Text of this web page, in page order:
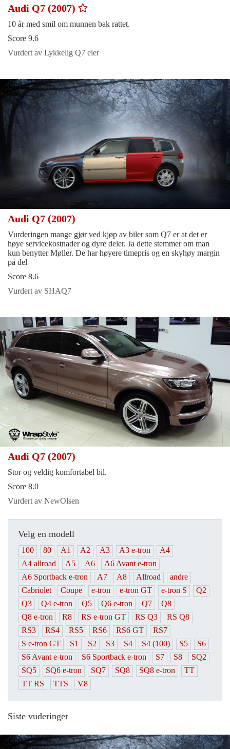
Audi Q7 (2007)
10 år med smil om munnen bak rattet.
Score 9.6
Vurdert av Lykkelig Q7 eier
Audi Q7 (2007)
Vurderingen mange gjør ved kjøp av biler som Q7 er at det er
høye servicekostnader og dyre deler. Ja dette stemmer om man
kun benytter Møller. De har høyere timepris og en skyhøy margin
på del
Score 8.6
Vurdert av SHAQ7
Audi Q7 (2007)
Stor og veldig komfortabel bil.
Score 8.0
Vurdert av NewOlsen
Velg en modell
100 80 A1 A2 A3 A3 e-tron
A4
A4 allroad
A5 A6
A6 Avant e-tron
A6 Sportback e-tron
A7 A8 Allroad
andre
Cabriolet
Coupe e-tron e-tron GT e-tron S
Q2
Q3
Q4 e-tron Q5 Q6 e-tron Q7
Q8
Q8 e-tron
R8 RS e-tron GT RS Q3
RS Q8
RS3
RS4 RS5 RS6 RS6 GT
RS7
S e-tron GT
S1 S2 S3 S4 S4 (100) S5
S6
S6 Avant e-tron
S6 Sportback e-tron S7 S8
SQ2
SQ5
SQ6 e-tron SQ7 SQ8 SQ8 e-tron
TT
TT RS
TTS V8
Siste vuderinger